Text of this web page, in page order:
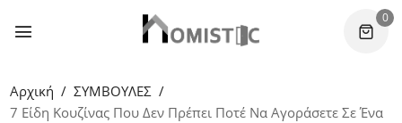
0
Αρχική
ΣΥΜΒΟΥΛΕΣ
7 Είδη Κουζίνας Που Δεν Πρέπει Ποτέ Να Αγοράσετε Σε Ένα